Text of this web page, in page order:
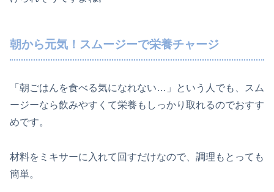
朝から元気！スムージーで栄養チャージ
「朝ごはんを食べる気になれない…」という人でも、スム
ージーなら飲みやすくて栄養もしっかり取れるのでおすす
めです。
材料をミキサーに入れて回すだけなので、調理もとっても
簡単。